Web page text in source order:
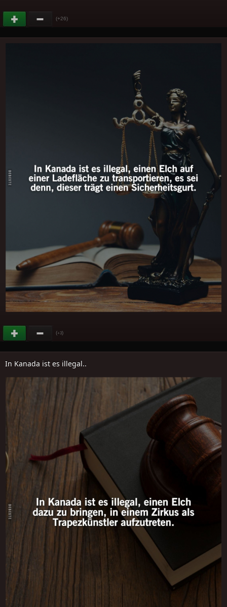
(+26)
(+3)
In Kanada ist es illegal..